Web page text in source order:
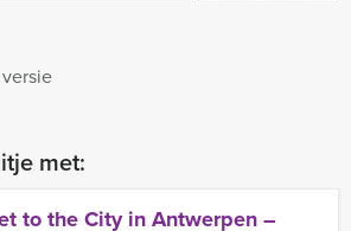
met:
to the City in Antwerpen –